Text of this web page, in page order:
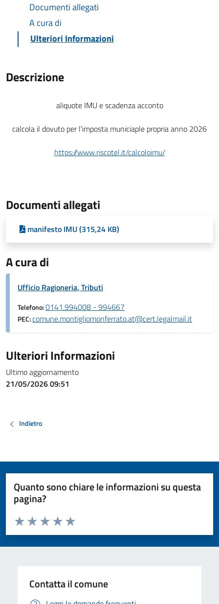
Documenti allegati
A cura di
Ulteriori Informazioni
Descrizione
aliquote IMU e scadenza acconto
calcola il dovuto per l'imposta municiaple propria anno 2026
https://www.riscotel.it/calcoloimu/
Documenti allegati
manifesto IMU (315,24 KB)
A cura di
Ufficio Ragioneria, Tributi
Telefono:0141.994008 - 994667
PEC:comune.montigliomonferrato.at@cert.legalmail.it
Ulteriori Informazioni
Ultimo aggiornamento
21/05/2026 09:51
Indietro
Quanto sono chiare le informazioni su questa
pagina?
Valuta da 1 a 5 stelle la pagina
Valuta 5 stelle su 5
Valuta 4 stelle su 5
Valuta 3 stelle su 5
Valuta 2 stelle su 5
Valuta 1 stelle su 5
Contatta il comune